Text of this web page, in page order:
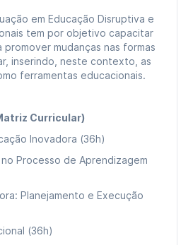
em Educação Disruptiva e
tem por objetivo capacitar
mudanças nas formas
inserindo, neste contexto, as
ferramentas educacionais.
Curricular)
Inovadora (36h)
Processo de Aprendizagem
Planejamento e Execução
(36h)